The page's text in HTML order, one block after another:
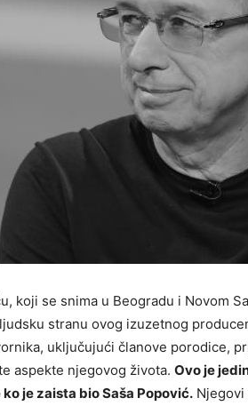
koji se snima u Beogradu i Novom
stranu ovog izuzetnog
uključujući članove porodice,
aspekte njegovog života. Ovo je
je zaista bio Saša Popović.